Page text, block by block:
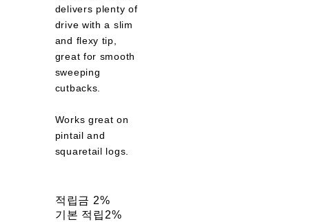
delivers plenty of
drive with a slim
and flexy tip,
great for smooth
sweeping
cutbacks.
Works great on
pintail and
squaretail logs.
적립금 2%
기본 적립 2%